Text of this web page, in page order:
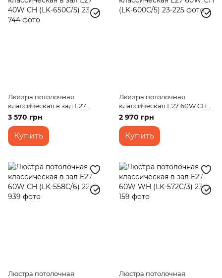
Люстра потолочная
классическая в зал E27
40W CH (LK-650C/5)
3 570 грн
Купить
Люстра потолочная
классическая E27 60W CH
(LK-600C/5)
2 970 грн
Купить
Люстра потолочная
Люстра потолочная